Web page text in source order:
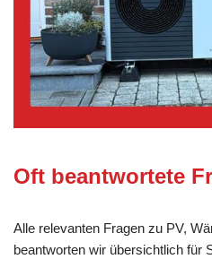
Oft beantwortete
Alle relevanten Fragen zu PV,
beantworten wir übersichtlich für